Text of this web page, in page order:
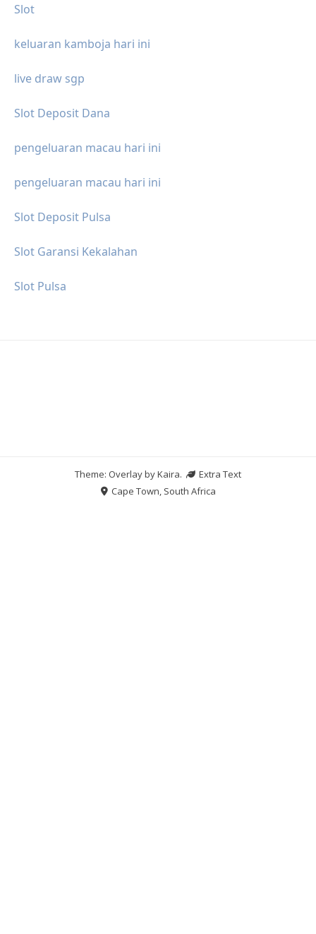
Slot
keluaran kamboja hari ini
live draw sgp
Slot Deposit Dana
pengeluaran macau hari ini
pengeluaran macau hari ini
Slot Deposit Pulsa
Slot Garansi Kekalahan
Slot Pulsa
Theme: Overlay byKaira.
Extra Text
Cape Town, South Africa